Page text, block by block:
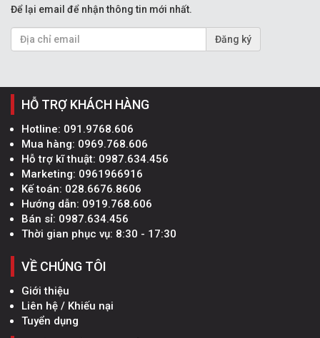
Để lại email để nhận thông tin mới nhất.
Đăng ký
HỖ TRỢ KHÁCH HÀNG
Hotline: 091.9768.606
Mua hàng: 0969.768.606
Hỗ trợ kĩ thuật: 0987.634.456
Marketing: 0961966916
Kế toán: 028.6676.8606
Hướng dẫn: 0919.768.606
Bán sỉ: 0987.634.456
Thời gian phục vụ: 8:30 - 17:30
VỀ CHÚNG TÔI
Giới thiệu
Liên hệ / Khiếu nại
Tuyển dụng